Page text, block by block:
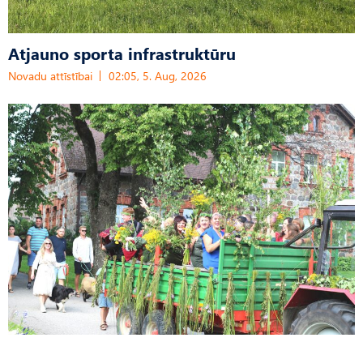
Atjauno sporta infrastruktūru
Novadu attīstībai 02:05, 5. Aug, 2026